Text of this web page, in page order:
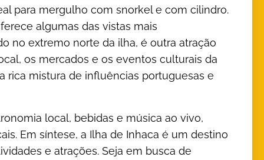
para mergulho com snorkel e com cilindro.
algumas das vistas mais
no extremo norte da ilha, é outra atração
os mercados e os eventos culturais da
rica mistura de influências portuguesas e
local, bebidas e música ao vivo,
Em síntese, a Ilha de Inhaca é um destino
e atrações. Seja em busca de